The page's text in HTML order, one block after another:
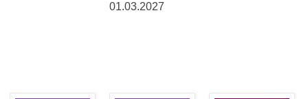
01.03.2027